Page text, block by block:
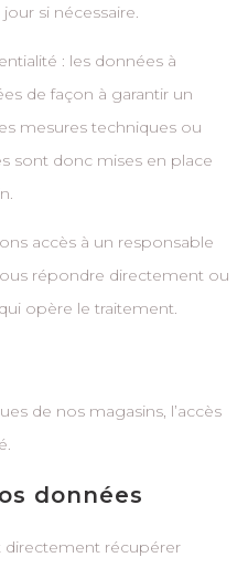
si nécessaire.
: les données à
de façon à garantir un
mesures techniques ou
sont donc mises en place
accès à un responsable
répondre directement ou
opère le traitement.
de nos magasins, l’accès
données
directement récupérer